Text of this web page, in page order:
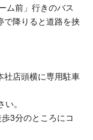
ム前」行きのバス
で降りると道路を挟
社店頭横に専用駐車
。
3分のところにコ